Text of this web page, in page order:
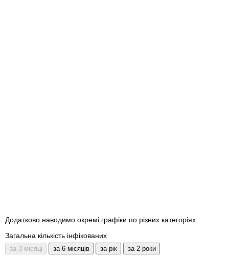
Додатково наводимо окремі графіки по різних категоріях:
Загальна кількість інфікованих